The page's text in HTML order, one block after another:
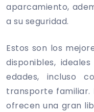
aparcamiento,
a su seguridad.
Estos son los
disponibles,
edades, incluso
transporte familiar.
ofrecen una gran